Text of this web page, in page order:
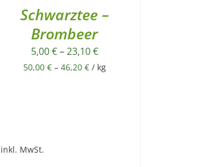
Schwarztee –
Brombeer
5,00€–23,10€
50,00 €– 46,20 €/ kg
inkl. MwSt.